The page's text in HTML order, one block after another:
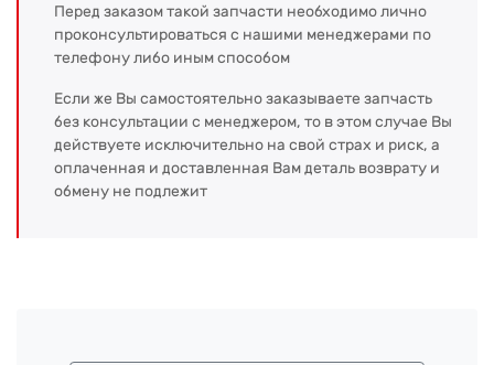
Перед заказом такой запчасти необходимо лично
проконсультироваться с нашими менеджерами по
телефону либо иным способом
Если же Вы самостоятельно заказываете запчасть
без консультации с менеджером, то в этом случае Вы
действуете исключительно на свой страх и риск, а
оплаченная и доставленная Вам деталь возврату и
обмену не подлежит